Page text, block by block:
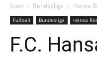
Start Bundesliga Hansa
Fußball Bundesliga Hansa
F.C.